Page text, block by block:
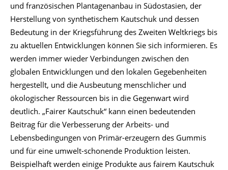
und französischen Plantagenanbau in Südostasien, der
Herstellung von synthetischem Kautschuk und dessen
Bedeutung in der Kriegsführung des Zweiten Weltkriegs bis
zu aktuellen Entwicklungen können Sie sich informieren. Es
werden immer wieder Verbindungen zwischen den
globalen Entwicklungen und den lokalen Gegebenheiten
hergestellt, und die Ausbeutung menschlicher und
ökologischer Ressourcen bis in die Gegenwart wird
deutlich. „Fairer Kautschuk“ kann einen bedeutenden
Beitrag für die Verbesserung der Arbeits- und
Lebensbedingungen von Primär-erzeugern des Gummis
und für eine umwelt-schonende Produktion leisten.
Beispielhaft werden einige Produkte aus fairem Kautschuk